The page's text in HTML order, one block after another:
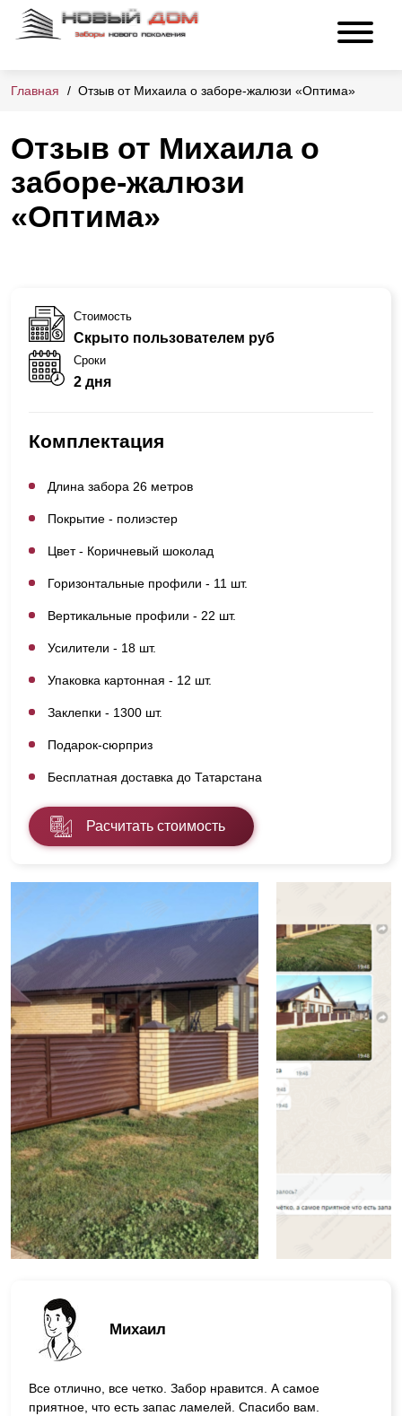
Главная Отзыв от Михаила о заборе-жалюзи «Оптима»
Отзыв от Михаила о
заборе-жалюзи
«Оптима»
Михаил
Все отлично, все четко. Забор нравится. А самое
приятное, что есть запас ламелей. Спасибо вам.
Стоимость
Скрыто пользователем руб
Сроки
2 дня
Комплектация
Длина забора 26 метров
Покрытие - полиэстер
Цвет - Коричневый шоколад
Горизонтальные профили - 11 шт.
Вертикальные профили - 22 шт.
Усилители - 18 шт.
Упаковка картонная - 12 шт.
Заклепки - 1300 шт.
Подарок-сюрприз
Бесплатная доставка до Татарстана
Расчитать стоимость